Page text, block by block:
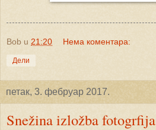
Bob u 21:20 Нема коментара:
Дели
петак, 3. фебруар 2017.
Snežina izložba fotogrfija